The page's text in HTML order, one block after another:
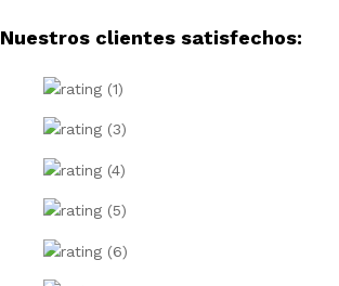
Nuestros clientes satisfechos: